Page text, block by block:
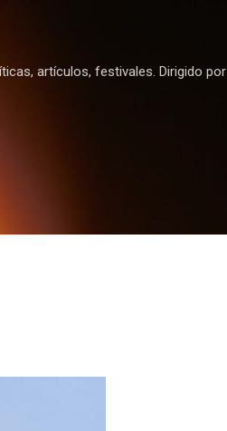
artículos, festivales. Dirigido por